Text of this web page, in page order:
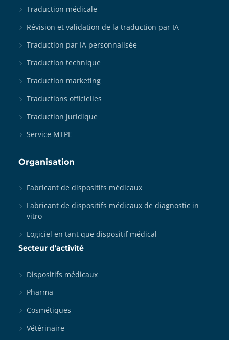
Traduction médicale
Révision et validation de la traduction par IA
Traduction par IA personnalisée
Traduction technique
Traduction marketing
Traductions officielles
Traduction juridique
Service MTPE
Organisation
Fabricant de dispositifs médicaux
Fabricant de dispositifs médicaux de diagnostic in
vitro
Logiciel en tant que dispositif médical
Secteur d'activité
Dispositifs médicaux
Pharma
Cosmétiques
Vétérinaire